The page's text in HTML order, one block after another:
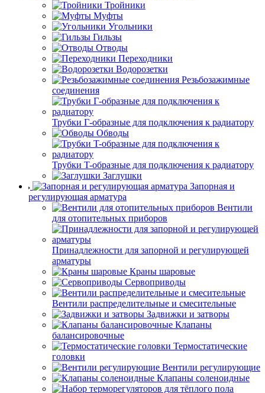
Тройники
Муфты
Угольники
Гильзы
Отводы
Переходники
Водорозетки
Резьбозажимные
соединения
Трубки Г-образные для подключения к радиатору
Обводы
Трубки T-образные для подключения к радиатору
Заглушки
Запорная и
регулирующая арматура
Вентили
для отопительных приборов
Принадлежности для запорной и регулирующей
арматуры
Краны шаровые
Сервоприводы
Вентили распределительные и смесительные
Задвижки и затворы
Клапаны
балансировочные
Термостатические
головки
Вентили регулирующие
Клапаны соленоидные